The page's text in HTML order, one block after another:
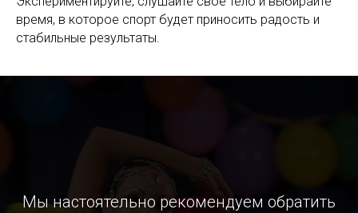
время, в которое спорт будет приносить радость и
стабильные результаты.
Мы настоятельно рекомендуем обратить